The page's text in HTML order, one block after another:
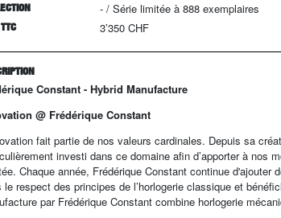
- / Série limitée à 888 exemplaires
3’350 CHF
Constant - Hybrid Manufacture
@ Frédérique Constant
fait partie de nos valeurs cardinales. Depuis sa
investi dans ce domaine afin d’apporter à nos
Chaque année, Frédérique Constant continue
le respect des principes de l’horlogerie classique et
par Frédérique Constant combine horlogerie